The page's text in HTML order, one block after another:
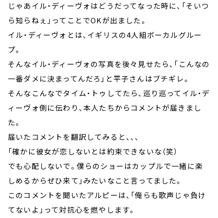
じゃあイル・ディーヴォはどうだってなった時に、「そいつ
ら知らねぇ」ってことでOKが出ました。
イル・ディーヴォとは、イギリスの4人組ボーカルグルー
プ。
そんなイル・ディーヴォの写真を後々見せたら、「こんなの
一番ダメに決まってんだろ」と平子さんはブチギレ。
そんなこんなでタイム・トゥしてたら、巡り巡ってイル・デ
ィーヴォ側に伝わり、本人たちからコメントが届きまし
た。
届いたコメントを翻訳してみると、、、
「確かに彼女が恋しないとは約束できないな（笑）
でも心配しないで。僕らのショーはカップルで一緒に楽
しめるからぜひ来て」みたいなこと言ってました。
このコメントを聞いたアルピーは、「俺らも歌声じゃ負け
てないよ」って対抗心を燃やします。